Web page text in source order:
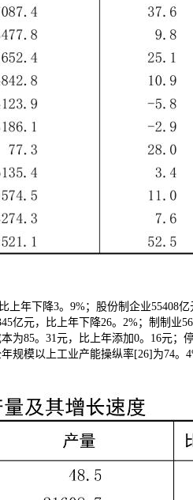
年下降3。9%；股份制企业55408
元，比上年下降26。2%；制制业
为85。31元，比上年添加0。16元；
规模以上工业产能操纵率[26]为74。